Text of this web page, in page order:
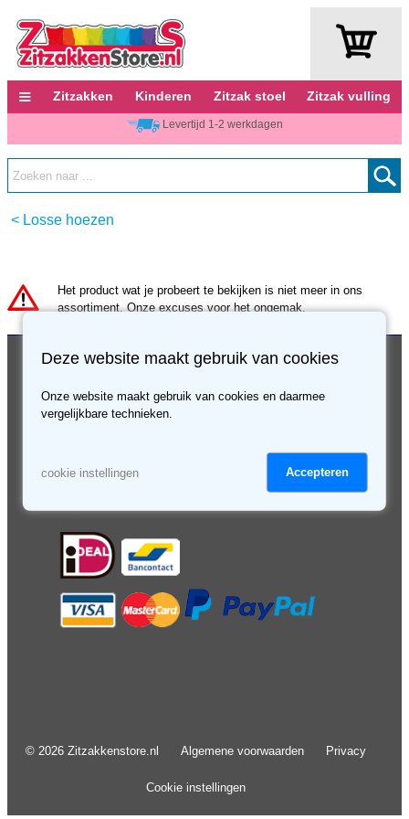
≡ Zitzakken Kinderen Zitzak stoel Zitzak vulling
Levertijd 1-2 werkdagen
< Losse hoezen
Het product wat je probeert te bekijken is niet meer in ons
assortiment. Onze excuses voor het ongemak.
Klantenservice
Verzending en bezorging
Retourneren & service
Over ons
Contact
© 2026 Zitzakkenstore.nl Algemene voorwaarden Privacy
Cookie instellingen
Deze website maakt gebruik van cookies
Onze website maakt gebruik van cookies en daarmee
vergelijkbare technieken.
cookie instellingen Accepteren